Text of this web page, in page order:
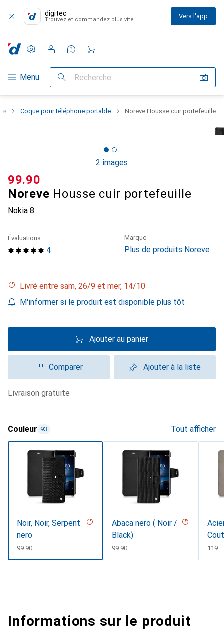
digitec
Trouvez et commandez plus vite Vers l'app
Navigation par catégorie
Menu Recherche
Paramètres
Compte client
Listes de comparaison
Listes d'envies
Panier
Coque pour téléphone portable Noreve Housse cuir portefeuille
2 images
Noreve Housse cuir portefeuille
Nokia 8
CHF
99.90
4
Évaluations Marque
Plus de produits Noreve
Livré entre sam, 26/9 et mer, 14/10
M'informer si le produit est disponible plus tôt
Ajouter au panier
Comparer Ajouter à la liste
livraison gratuite
Couleur 93 Tout afficher
Noir, Noir, Serpent
nero
CHF
99.90
Abaca nero ( Noir /
Black)
CHF
99.90 CHF
119.–
Informations sur le produit